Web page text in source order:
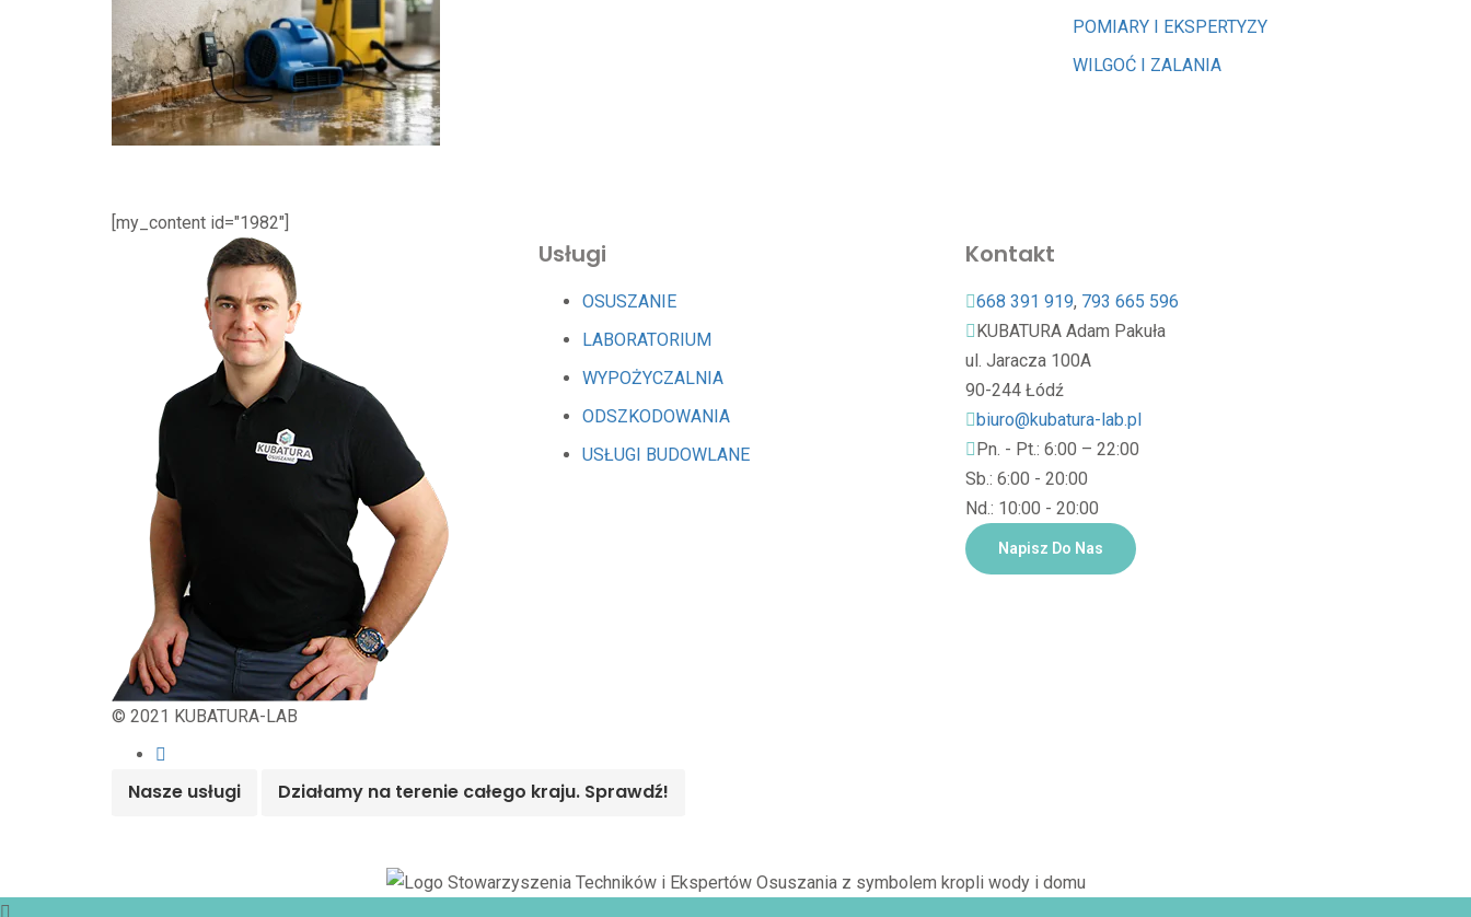
POMIARY I EKSPERTYZY
WILGOĆ I ZALANIA
[my_content id="1982"]
Usługi
OSUSZANIE
LABORATORIUM
WYPOŻYCZALNIA
ODSZKODOWANIA
USŁUGI BUDOWLANE
Kontakt
668 391 919, 793 665 596
KUBATURA Adam Pakuła
ul. Jaracza 100A
90-244 Łódź
biuro@kubatura-lab.pl
Pn. - Pt.: 6:00 – 22:00
Sb.: 6:00 - 20:00
Nd.: 10:00 - 20:00
Napisz Do Nas
© 2021 KUBATURA-LAB
Nasze usługi Działamy na terenie całego kraju. Sprawdź!